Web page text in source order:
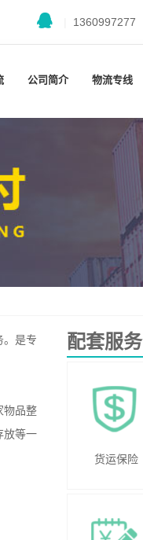
1360997277
公司简介 物流专线
。是专
物品整
放等一
配套服务
货运保险